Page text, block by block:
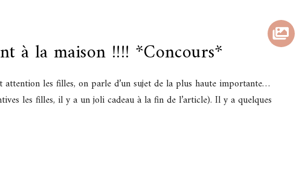
à la maison !!!! *Concours*
attention les filles, on parle d’un sujet de la plus haute importante…
les filles, il y a un joli cadeau à la fin de l’article). Il y a quelques